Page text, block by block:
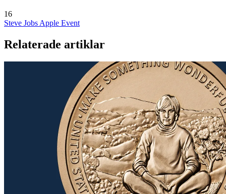
16
Steve Jobs Apple Event
Relaterade artiklar